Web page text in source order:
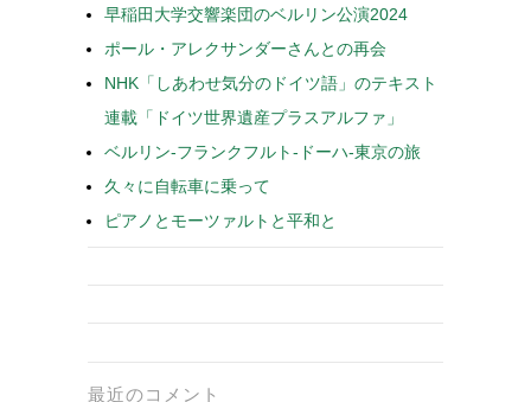
早稲田大学交響楽団のベルリン公演2024
ポール・アレクサンダーさんとの再会
NHK「しあわせ気分のドイツ語」のテキスト
連載「ドイツ世界遺産プラスアルファ」
ベルリン-フランクフルト-ドーハ-東京の旅
久々に自転車に乗って
ピアノとモーツァルトと平和と
最近のコメント